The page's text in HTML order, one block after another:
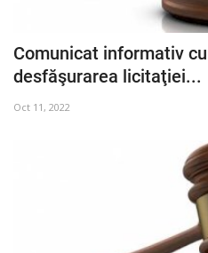
Comunicat informativ
desfăşurarea licitaţiei...
Oct 11, 2022